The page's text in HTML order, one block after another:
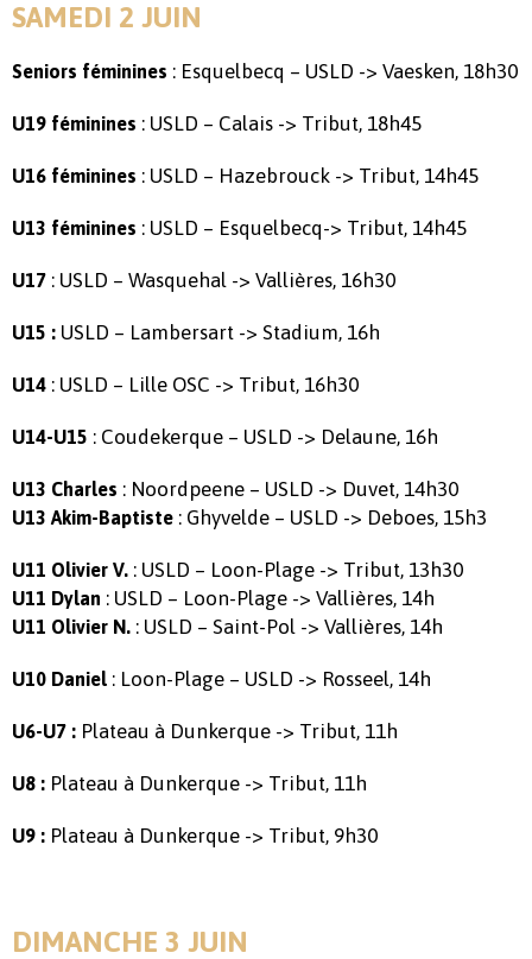
SAMEDI 2 JUIN
Seniors féminines : Esquelbecq – USLD -> Vaesken, 18h30
U19 féminines : USLD – Calais -> Tribut, 18h45
U16 féminines : USLD – Hazebrouck -> Tribut, 14h45
U13 féminines : USLD – Esquelbecq-> Tribut, 14h45
U17 : USLD – Wasquehal -> Vallières, 16h30
U15 : USLD – Lambersart -> Stadium, 16h
U14 : USLD – Lille OSC -> Tribut, 16h30
U14-U15 : Coudekerque – USLD -> Delaune, 16h
U13 Charles : Noordpeene – USLD -> Duvet, 14h30
U13 Akim-Baptiste : Ghyvelde – USLD -> Deboes, 15h3
U11 Olivier V. : USLD – Loon-Plage -> Tribut, 13h30
U11 Dylan : USLD – Loon-Plage -> Vallières, 14h
U11 Olivier N. : USLD – Saint-Pol -> Vallières, 14h
U10 Daniel : Loon-Plage – USLD -> Rosseel, 14h
U6-U7 : Plateau à Dunkerque -> Tribut, 11h
U8 : Plateau à Dunkerque -> Tribut, 11h
U9 : Plateau à Dunkerque -> Tribut, 9h30
DIMANCHE 3 JUIN